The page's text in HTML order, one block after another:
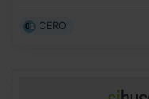
CERO